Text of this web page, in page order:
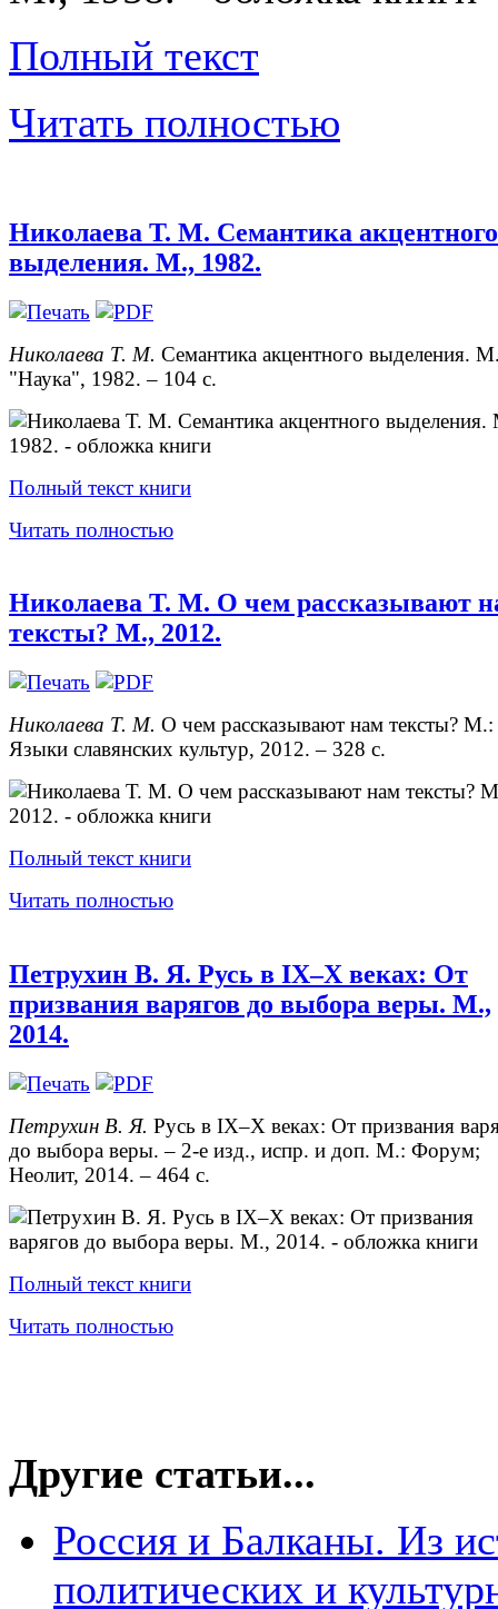
Полный текст
Читать полностью
Николаева Т. М. Семантика акцентного
выделения. М., 1982.
Николаева Т. М. Семантика акцентного выделения.
"Наука", 1982. – 104 с.
Полный текст книги
Читать полностью
Николаева Т. М. О чем рассказывают
тексты? М., 2012.
Николаева Т. М. О чем рассказывают нам тексты? М.:
Языки славянских культур, 2012. – 328 с.
Полный текст книги
Читать полностью
Петрухин В. Я. Русь в IX–X веках: От
призвания варягов до выбора веры. М.,
2014.
Петрухин В. Я. Русь в IX–X веках: От призвания
до выбора веры. – 2-е изд., испр. и доп. М.: Форум;
Неолит, 2014. – 464 с.
Полный текст книги
Читать полностью
Другие статьи...
Россия и Балканы. Из
политических и